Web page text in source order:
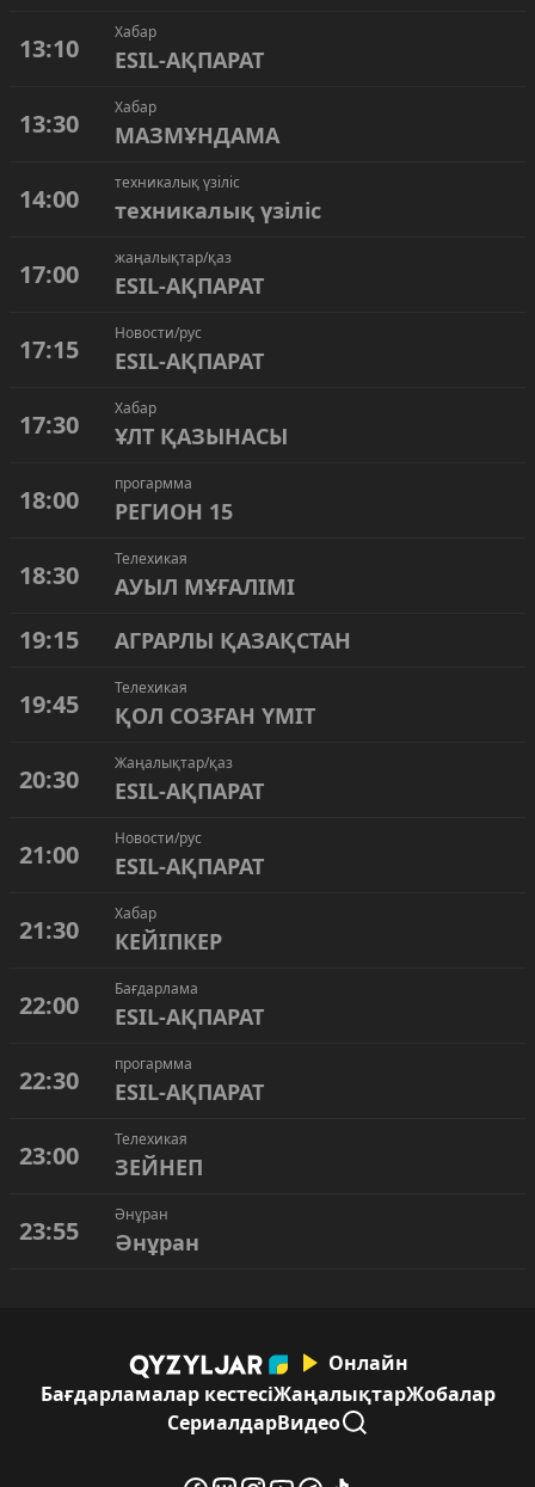
13:10
Хабар
ESIL-АҚПАРАТ
13:30
Хабар
МАЗМҰНДАМА
14:00
техникалық үзіліс
техникалық үзіліс
17:00
жаңалықтар/қаз
ESIL-АҚПАРАТ
17:15
Новости/рус
ESIL-АҚПАРАТ
17:30
Хабар
ҰЛТ ҚАЗЫНАСЫ
18:00
прогармма
РЕГИОН 15
18:30
Телехикая
АУЫЛ МҰҒАЛІМІ
19:15 АГРАРЛЫ ҚАЗАҚСТАН
19:45
Телехикая
ҚОЛ СОЗҒАН ҮМІТ
20:30
Жаңалықтар/қаз
ESIL-АҚПАРАТ
21:00
Новости/рус
ESIL-АҚПАРАТ
21:30
Хабар
КЕЙІПКЕР
22:00
Бағдарлама
ESIL-АҚПАРАТ
22:30
прогармма
ESIL-АҚПАРАТ
23:00
Телехикая
ЗЕЙНЕП
23:55
Әнұран
Әнұран
Онлайн
Бағдарламалар кестесіЖаңалықтарЖобалар
СериалдарВидео